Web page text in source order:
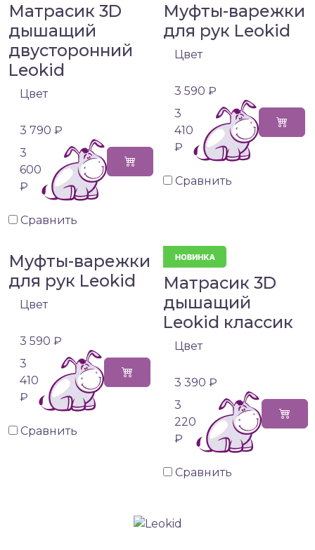
Матрасик 3D
дышащий
двусторонний
Leokid
Цвет
3 790 ₽
3
600
₽
Сравнить
Муфты-варежки
для рук Leokid
Цвет
3 590 ₽
3
410
₽
Сравнить
Муфты-варежки
для рук Leokid
Цвет
3 590 ₽
3
410
₽
Сравнить
Матрасик 3D
дышащий
Leokid классик
Цвет
3 390 ₽
3
220
₽
Сравнить